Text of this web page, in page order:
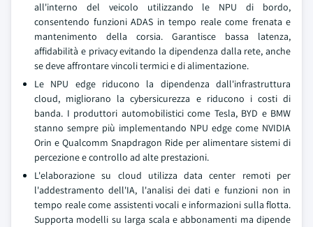
all'interno del veicolo utilizzando le NPU di bordo,
consentendo funzioni ADAS in tempo reale come frenata e
mantenimento della corsia. Garantisce bassa latenza,
affidabilità e privacy evitando la dipendenza dalla rete, anche
se deve affrontare vincoli termici e di alimentazione.
Le NPU edge riducono la dipendenza dall'infrastruttura
cloud, migliorano la cybersicurezza e riducono i costi di
banda. I produttori automobilistici come Tesla, BYD e BMW
stanno sempre più implementando NPU edge come NVIDIA
Orin e Qualcomm Snapdragon Ride per alimentare sistemi di
percezione e controllo ad alte prestazioni.
L'elaborazione su cloud utilizza data center remoti per
l'addestramento dell'IA, l'analisi dei dati e funzioni non in
tempo reale come assistenti vocali e informazioni sulla flotta.
Supporta modelli su larga scala e abbonamenti ma dipende